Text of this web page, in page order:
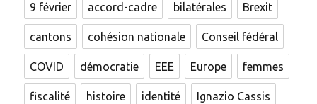
9 février accord-cadre bilatérales Brexit
cantons cohésion nationale Conseil fédéral
COVID démocratie EEE Europe femmes
fiscalité histoire identité Ignazio Cassis